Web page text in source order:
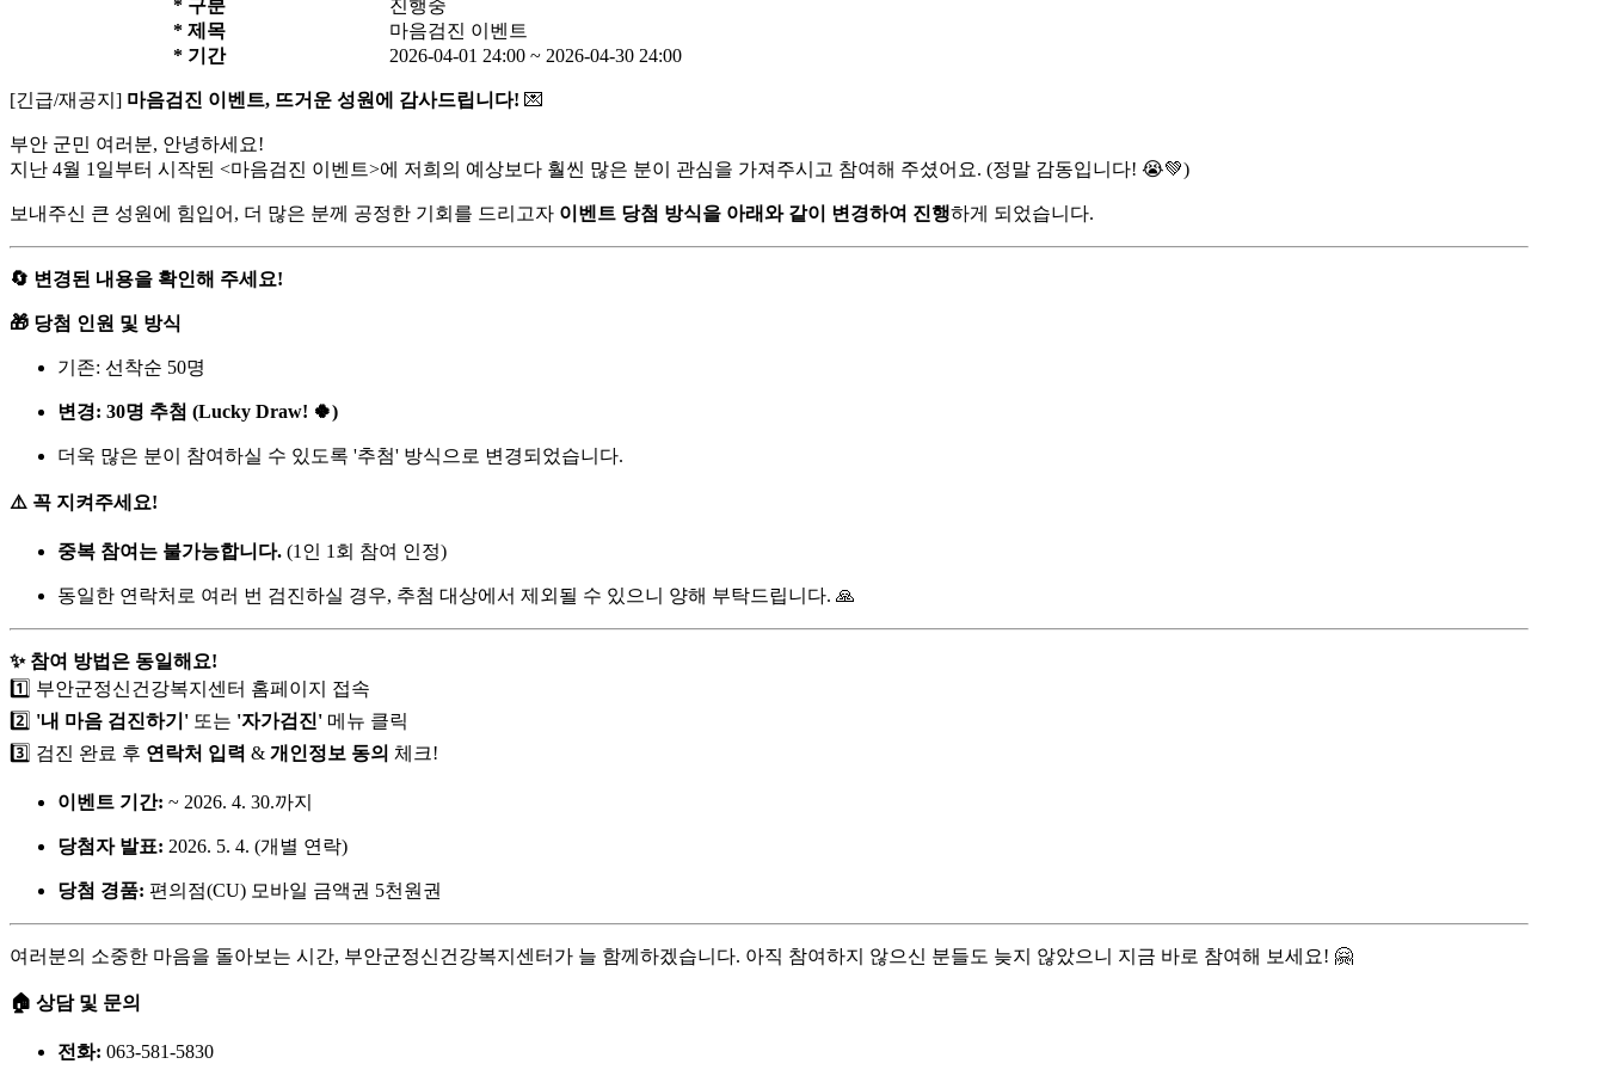
* 구분
진행중
* 제목
마음검진 이벤트
* 기간 2026-04-01 24:00 ~ 2026-04-30 24:00
[긴급/재공지] 마음검진 이벤트, 뜨거운 성원에 감사드립니다! 💌
부안 군민 여러분, 안녕하세요!
지난 4월 1일부터 시작된 <마음검진 이벤트>에 저희의 예상보다 훨씬 많은 분이 관심을 가져주시고 참여해 주셨어요. (정말 감동입니다! 😭💚)
보내주신 큰 성원에 힘입어, 더 많은 분께 공정한 기회를 드리고자 이벤트 당첨 방식을 아래와 같이 변경하여 진행하게 되었습니다.
🔄 변경된 내용을 확인해 주세요!
🎁 당첨 인원 및 방식
기존: 선착순 50명
변경: 30명 추첨 (Lucky Draw! 🍀)
더욱 많은 분이 참여하실 수 있도록 '추첨' 방식으로 변경되었습니다.
⚠️ 꼭 지켜주세요!
중복 참여는 불가능합니다. (1인 1회 참여 인정)
동일한 연락처로 여러 번 검진하실 경우, 추첨 대상에서 제외될 수 있으니 양해 부탁드립니다. 🙏
✨ 참여 방법은 동일해요!
1️⃣ 부안군정신건강복지센터 홈페이지 접속
2️⃣ '내 마음 검진하기' 또는 '자가검진' 메뉴 클릭
3️⃣ 검진 완료 후 연락처 입력 & 개인정보 동의 체크!
이벤트 기간: ~ 2026. 4. 30.까지
당첨자 발표: 2026. 5. 4. (개별 연락)
당첨 경품: 편의점(CU) 모바일 금액권 5천원권
여러분의 소중한 마음을 돌아보는 시간, 부안군정신건강복지센터가 늘 함께하겠습니다. 아직 참여하지 않으신 분들도 늦지 않았으니 지금 바로 참여해 보세요! 🤗
🏠 상담 및 문의
전화: 063-581-5830